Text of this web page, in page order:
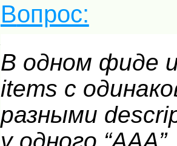
Вопрос:
В одном фиде
items с
разными